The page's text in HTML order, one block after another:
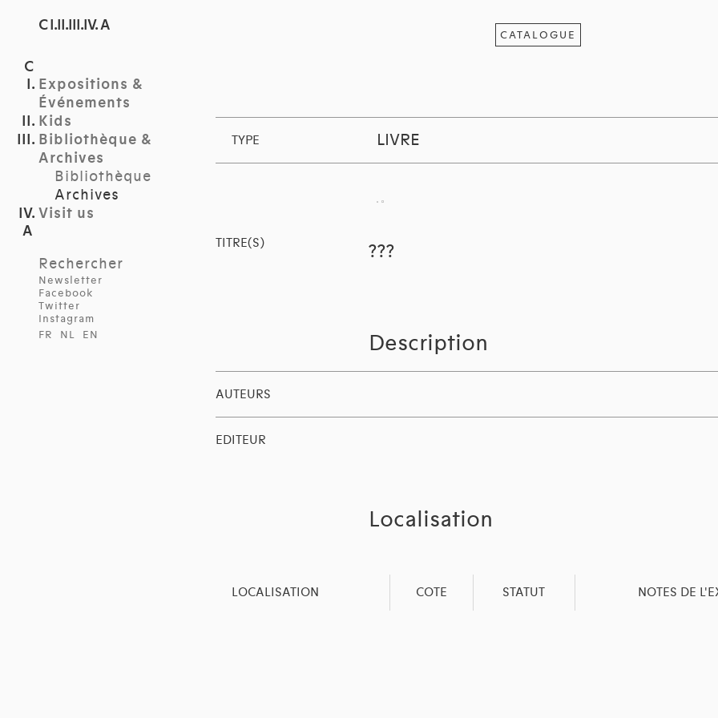
C I.II.III.IV. A
Expositions &
Événements
Kids
Bibliothèque &
Archives
Bibliothèque
Archives
Visit us
Rechercher
Newsletter
Facebook
Twitter
Instagram
FR
NL EN
CATALOGUE
TYPE LIVRE
TITRE(S) ???
Description
AUTEURS
EDITEUR
Localisation
LOCALISATION COTE STATUT NOTES DE